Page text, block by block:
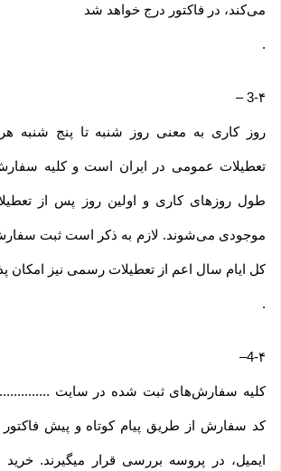
می‌کند، در فاکتور درج خواهد شد
.
3-۴–
روز کاری به معنی روز شنبه تا پنج شنبه هر
تعطیلات عمومی در ایران است و کلیه
طول روزهای کاری و اولین روز پس از
موجودی می‌‏شوند. لازم به ذکر است ثبت
کل ایام سال اعم از تعطیلات رسمی نیز امکان
.
4-۴–
کلیه سفارش‌‏های ثبت شده در سایت
کد سفارش از طریق پیام کوتاه و پیش
ایمیل، در پروسه بررسی قرار میگیرند.